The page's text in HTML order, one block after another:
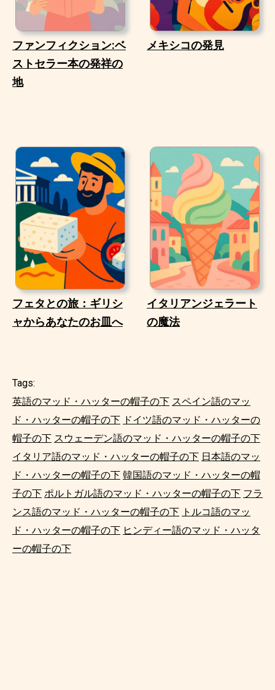
ファンフィクション:ベ
ストセラー本の発祥の
地
メキシコの発見
フェタとの旅：ギリシ
ャからあなたのお皿へ
イタリアンジェラート
の魔法
Tags:
英語のマッド・ハッターの帽子の下 スペイン語のマッ
ド・ハッターの帽子の下 ドイツ語のマッド・ハッターの
帽子の下 スウェーデン語のマッド・ハッターの帽子の下
イタリア語のマッド・ハッターの帽子の下 日本語のマッ
ド・ハッターの帽子の下 韓国語のマッド・ハッターの帽
子の下 ポルトガル語のマッド・ハッターの帽子の下 フラ
ンス語のマッド・ハッターの帽子の下 トルコ語のマッ
ド・ハッターの帽子の下 ヒンディー語のマッド・ハッタ
ーの帽子の下